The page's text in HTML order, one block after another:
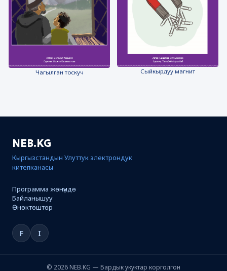
Чагылган тоскуч Сыйкырдуу магнит
NEB.KG
Кыргызстандын Улуттук электрондук
китепканасы
Программа жөнүндө
Байланышуу
Өнөктөштөр
F I
© 2026 NEB.KG — Бардык укуктар корголгон